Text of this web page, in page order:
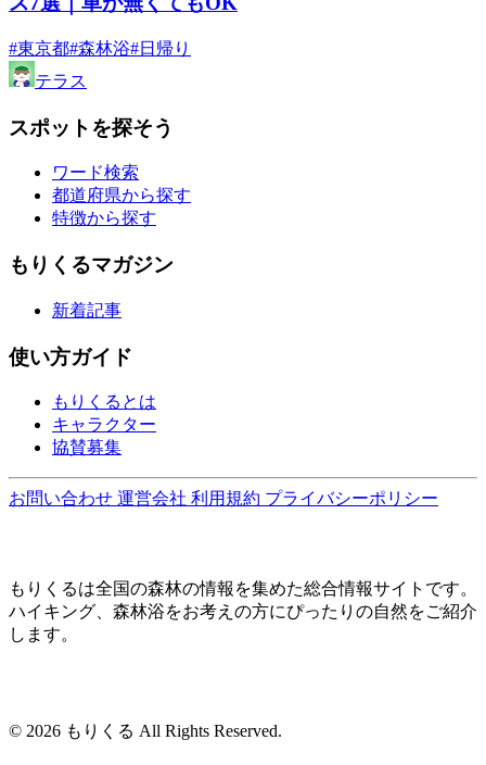
#東京都#森林浴#日帰り
テラス
スポットを探そう
ワード検索
都道府県から探す
特徴から探す
もりくるマガジン
新着記事
使い方ガイド
もりくるとは
キャラクター
協賛募集
お問い合わせ 運営会社 利用規約 プライバシーポリシー
もりくるは全国の森林の情報を集めた総合情報サイトです。
ハイキング、森林浴をお考えの方にぴったりの自然をご紹介
します。
© 2026 もりくる All Rights Reserved.